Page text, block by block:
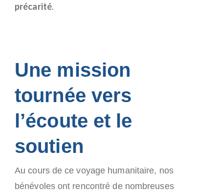
précarité.
Une mission
tournée vers
l’écoute et le
soutien
Au cours de ce voyage humanitaire, nos
bénévoles ont rencontré de nombreuses